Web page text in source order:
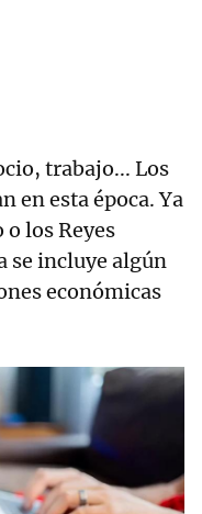
trabajo... Los
en esta época. Ya
o los Reyes
se incluye algún
económicas